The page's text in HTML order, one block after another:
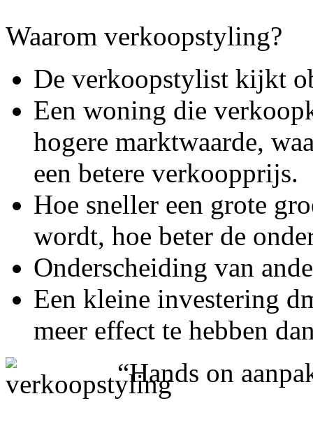
Waarom verkoopstyling?
De verkoopstylist kijkt
Een woning die
hogere marktwaarde,
een betere verkoopprijs.
Hoe sneller een grote
wordt, hoe beter de
Onderscheiding van
Een kleine investering
meer effect te hebben
“Hands on